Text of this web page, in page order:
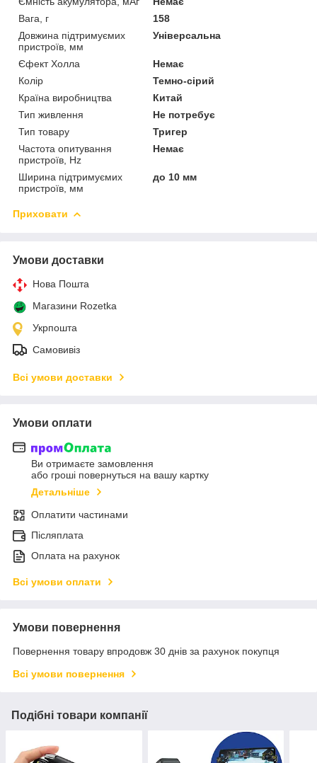
Вага, г
158
Довжина підтримуємих
пристроїв, мм
Універсальна
Єфект Холла
Немає
Колір
Темно-сірий
Країна виробництва
Китай
Тип живлення
Не потребує
Тип товару
Тригер
Частота опитування
пристроїв, Hz
Немає
Ширина підтримуємих
пристроїв, мм
до 10 мм
Приховати
Умови доставки
Нова Пошта
Магазини Rozetka
Укрпошта
Самовивіз
Всі умови доставки
Умови оплати
Ви отримаєте замовлення
або гроші повернуться на вашу картку
Детальніше
Оплатити частинами
Післяплата
Оплата на рахунок
Всі умови оплати
Умови повернення
Повернення товару впродовж 30 днів за рахунок покупця
Всі умови повернення
Подібні товари компанії